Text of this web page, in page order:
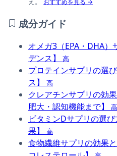
おすすめを見る →
成分ガイド
オメガ3（EPA・DHA
デンス】
高
プロテインサプリの選
ス】
高
クレアチンサプリの効
肥大・認知機能まで】
高
ビタミンDサプリの選
果】
高
食物繊維サプリの効果